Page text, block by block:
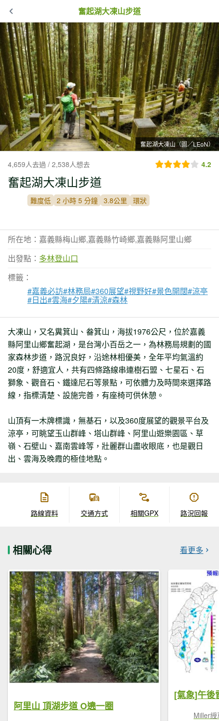
奮起湖大凍山步道
奮起湖大凍山（圖／LEoN）
4,659人去過 / 2,538人想去 4.2
奮起湖大凍山步道
難度低 2 小時 5 分鐘 3.8公里 環狀
所在地：嘉義縣梅山鄉,嘉義縣竹崎鄉,嘉義縣阿里山鄉
出發點： 多林登山口
標籤：
#嘉義必訪#林務局#360展望#視野好#景色開闊#涼亭
#日出#雲海#夕陽#清涼#森林
大凍山，又名糞箕山、畚箕山，海拔1976公尺，位於嘉義
縣阿里山鄉奮起湖，是台灣小百岳之一，為林務局規劃的國
家森林步道，路況良好，沿途林相優美，全年平均氣溫約
20度，舒適宜人，共有四條路線串連樹石盟、七星石、石
獅象、觀音石、鐵達尼石等景點，可依體力及時間來選擇路
線，指標清楚、設施完善，有座椅可供休憩。
山頂有一木牌標識，無基石，以及360度展望的觀景平台及
涼亭，可眺望玉山群峰、塔山群峰、阿里山遊樂園區、草
嶺、石壁山、嘉南雲峰等，壯麗群山盡收眼底，也是觀日
出、雲海及晚霞的極佳地點。
路線資料 交通方式 相關GPX 路況回報
相關心得 看更多
阿里山 頂湖步道 O遶一圈
Miller綬